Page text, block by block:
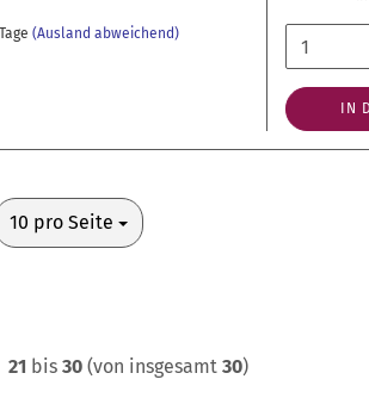
(Ausland abweichend)
IN
10 pro Seite
pro Seite
21 bis 30(von insgesamt 30)